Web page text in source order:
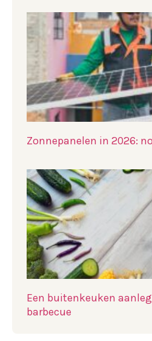
Zonnepanelen in 2026:
Een buitenkeuken
barbecue